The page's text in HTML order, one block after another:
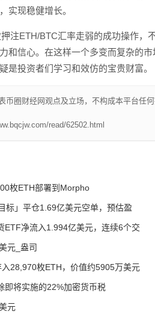
实现稳健增长。
注ETH/BTC汇率走弱的成功操作，
和信心。在这样一个多变而复杂的
是投资者们学习和效仿的宝贵财富。
币圈财经网观点及立场，不构成本平台任
read/62502.html
枚ETH部署到Morpho
标」平仓1.69亿美元空单，预估盈
ETF净流入1.994亿美元，连续6个交
元_盎司
28,970枚ETH，价值约5905万美元
即将实施的22%加密货币税
元